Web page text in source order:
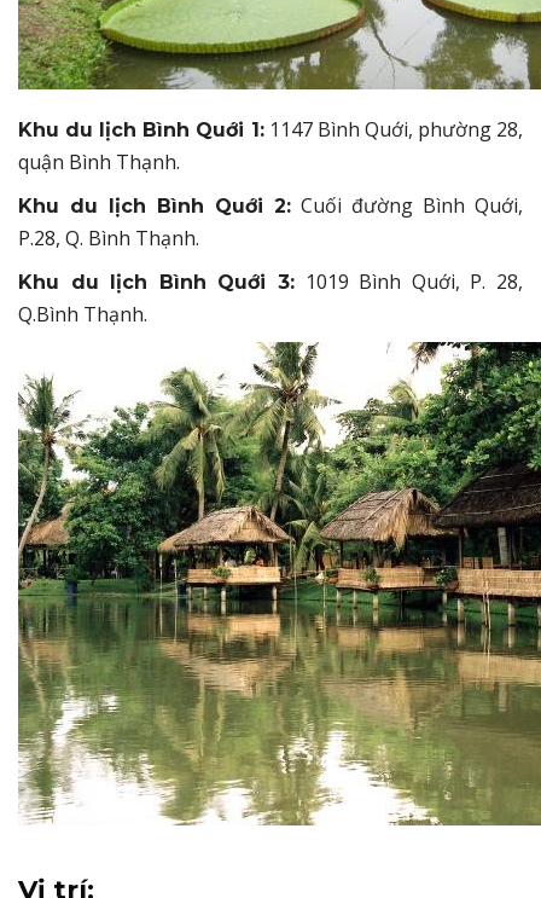
Khu du lịch Bình Quới 1:1147 Bình Quới, phường 28,
quận Bình Thạnh.
Khu du lịch Bình Quới 2: Cuối đường Bình Quới,
P.28, Q. Bình Thạnh.
Khu du lịch Bình Quới 3: 1019 Bình Quới, P. 28,
Q.Bình Thạnh.
Vị trí: